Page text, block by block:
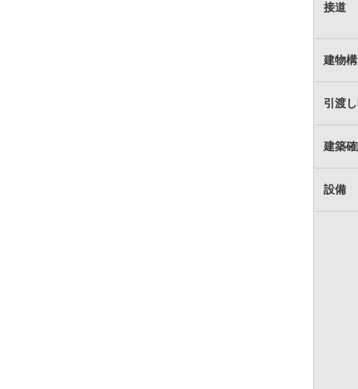
接道
建物
引渡
建築
設備